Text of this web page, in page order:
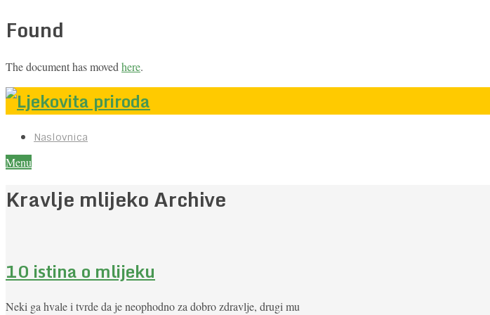
Found
The document has moved here.
Naslovnica
Menu
Kravlje mlijeko Archive
10 istina o mlijeku
Neki ga hvale i tvrde da je neophodno za dobro zdravlje, drugi mu